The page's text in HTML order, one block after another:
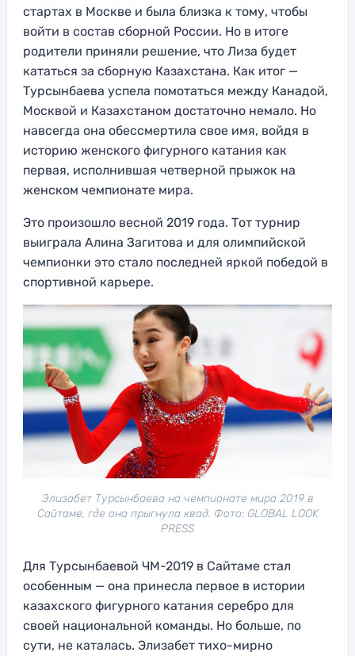
стартах в Москве и была близка к тому, чтобы
войти в состав сборной России. Но в итоге
родители приняли решение, что Лиза будет
кататься за сборную Казахстана. Как итог —
Турсынбаева успела помотаться между Канадой,
Москвой и Казахстаном достаточно немало. Но
навсегда она обессмертила свое имя, войдя в
историю женского фигурного катания как
первая, исполнившая четверной прыжок на
женском чемпионате мира.
Это произошло весной 2019 года. Тот турнир
выиграла Алина Загитова и для олимпийской
чемпионки это стало последней яркой победой в
спортивной карьере.
Элизабет Турсынбаева на чемпионате мира 2019 в
Сайтаме, где она прыгнула квад. Фото: GLOBAL LOOK
PRESS
Для Турсынбаевой ЧМ-2019 в Сайтаме стал
особенным — она принесла первое в истории
казахского фигурного катания серебро для
своей национальной команды. Но больше, по
сути, не каталась. Элизабет тихо-мирно